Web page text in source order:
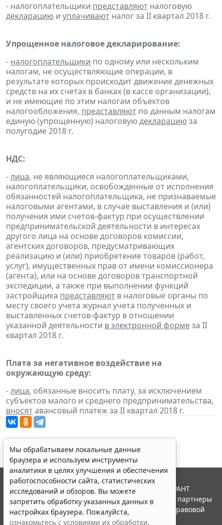
- налогоплательщики представляют налоговую
декларацию и уплачивают налог за II квартал 2018 г.
Упрощенное налоговое декларирование:
- налогоплательщики по одному или нескольким
налогам, не осуществляющие операции, в
результате которых происходит движение денежных
средств на их счетах в банках (в кассе организации),
и не имеющие по этим налогам объектов
налогообложения, представляют по данным налогам
единую (упрощенную) налоговуюдекларациюза
полугодие 2018 г.
НДС:
-лица, не являющиеся налогоплательщиками,
налогоплательщики, освобожденные от исполнения
обязанностей налогоплательщика, не признаваемые
налоговыми агентами, в случае выставления и (или)
получения ими счетов-фактур при осуществлении
предпринимательской деятельности в интересах
другого лица на основе договоров комиссии,
агентских договоров, предусматривающих
реализацию и (или) приобретение товаров (работ,
услуг), имущественных прав от имени комиссионера
(агента), или на основе договоров транспортной
экспедиции, а также при выполнении функций
застройщика представляют в налоговые органы по
месту своего учета журнал учета полученных и
выставленных счетов-фактур в отношении
указанной деятельности в электронной формеза II
квартал 2018 г.
Плата за негативное воздействие на
окружающую среду:
-лица, обязанные вносить плату, за исключением
субъектов малого и среднего предпринимательства,
вносятавансовый платеж за II квартал 2018 г.
Мы обрабатываем локальные данные
браузера и используем инструменты
аналитики в целях улучшения и обеспечения
работоспособности сайта, статистических
исследований и обзоров. Вы можете
запретить обработку указанных данных в
настройках браузера. Пожалуйста,
ознакомьтесь с условиями их обработки.
© ООО "НПП "ГАРАНТ-СЕРВИС", 2026. Система ГАРАНТ
выпускается с 1990 года. Компания "Гарант" и ее партнеры
являются участниками Российской ассоциации правовой
информации ГАРАНТ.